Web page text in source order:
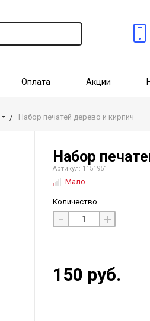
Оплата Акции
Набор печатей дерево и кирпич
Набор
Артикул: 1151951
Мало
Количество
- +
150 руб.